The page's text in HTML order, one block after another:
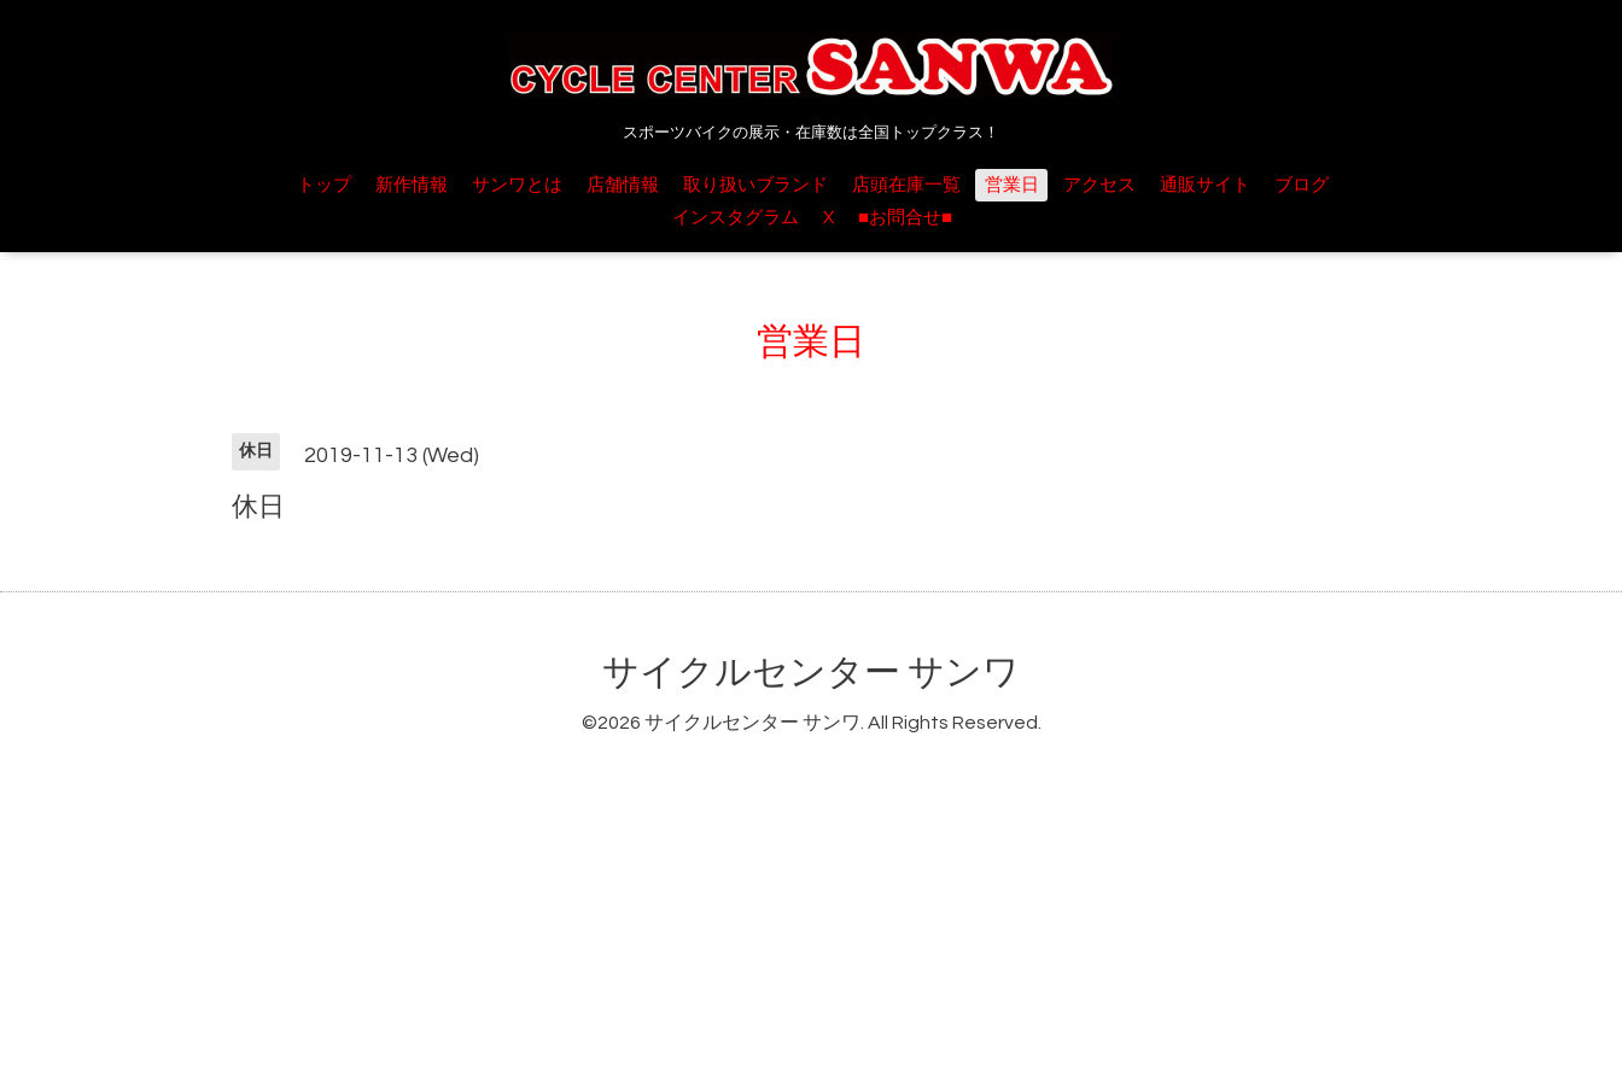
スポーツバイクの展示・在庫数は全国トップクラス！
トップ 新作情報 サンワとは 店舗情報 取り扱いブランド 店頭在庫一覧 営業日 アクセス 通販サイト
ブログ
インスタグラム
X ■お問合せ■
営業日
休日 2019-11-13 (Wed)
休日
サイクルセンター サンワ
©2026 サイクルセンター サンワ. All Rights Reserved.